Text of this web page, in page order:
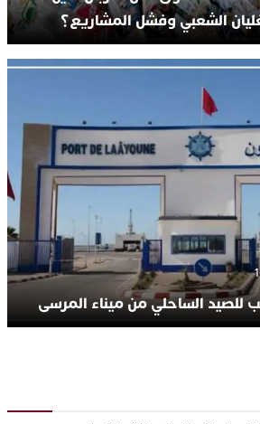
الشعبي وفشل المشاريع؟
للصيد الساحلي من ميناء المرسى